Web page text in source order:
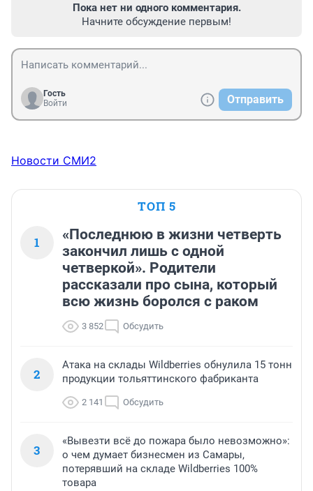
Пока нет ни одного комментария.
Начните обсуждение первым!
Гость
Войти
Отправить
Новости СМИ2
ТОП 5
1
«Последнюю в жизни четверть
закончил лишь с одной
четверкой». Родители
рассказали про сына, который
всю жизнь боролся с раком
3 852 Обсудить
2
Атака на склады Wildberries обнулила 15 тонн
продукции тольяттинского фабриканта
2 141 Обсудить
3
«Вывезти всё до пожара было невозможно»:
о чем думает бизнесмен из Самары,
потерявший на складе Wildberries 100%
товара